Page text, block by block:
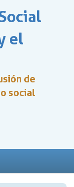
el
de
social